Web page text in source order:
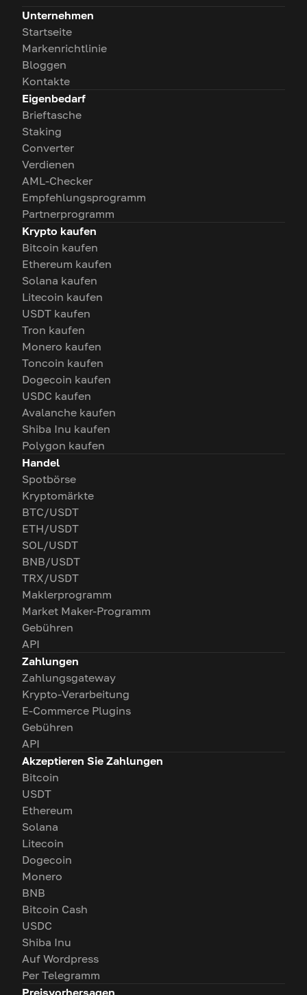
Unternehmen
Startseite
Markenrichtlinie
Bloggen
Kontakte
Eigenbedarf
Brieftasche
Staking
Converter
Verdienen
AML-Checker
Empfehlungsprogramm
Partnerprogramm
Krypto kaufen
Bitcoin kaufen
Ethereum kaufen
Solana kaufen
Litecoin kaufen
USDT kaufen
Tron kaufen
Monero kaufen
Toncoin kaufen
Dogecoin kaufen
USDC kaufen
Avalanche kaufen
Shiba Inu kaufen
Polygon kaufen
Handel
Spotbörse
Kryptomärkte
BTC/USDT
ETH/USDT
SOL/USDT
BNB/USDT
TRX/USDT
Maklerprogramm
Market Maker-Programm
Gebühren
API
Zahlungen
Zahlungsgateway
Krypto-Verarbeitung
E-Commerce Plugins
Gebühren
API
Akzeptieren Sie Zahlungen
Bitcoin
USDT
Ethereum
Solana
Litecoin
Dogecoin
Monero
BNB
Bitcoin Cash
USDC
Shiba Inu
Auf Wordpress
Per Telegramm